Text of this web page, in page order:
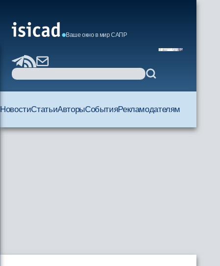
Ваше окно в мир САПР
НовостиСтатьиАвторыСобытияРекламодателям